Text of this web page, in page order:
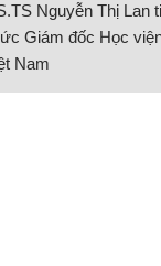
Nguyễn Thị Lan
Giám đốc Học
Nam